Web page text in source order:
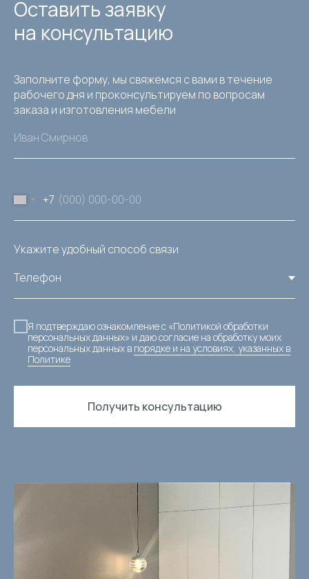
Оставить заявку
на консультацию
Заполните форму, мы свяжемся с вами в течение
рабочего дня и проконсультируем по вопросам
заказа и изготовления мебели
+7
Укажите удобный способ связи
Я подтверждаю ознакомление с «Политикой обработки
персональных данных» и даю согласие на обработку моих
персональных данных в порядке и на условиях, указанных в
Политике
Получить консультацию